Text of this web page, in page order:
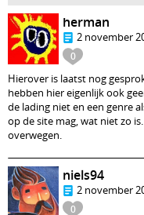
0
herman
2 november
Hierover is laatst nog
hebben hier eigenlijk ook
de lading niet en een genre
op de site mag, wat niet zo
overwegen.
0
niels94
2 november